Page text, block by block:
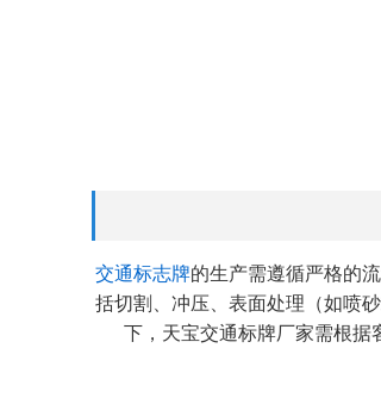
交通标志牌的生产需遵循严格的
括切割、冲压、表面处理（如喷
下，天宝交通标牌厂家需根据